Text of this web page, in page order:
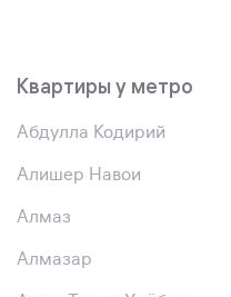
Квартиры у метро
Абдулла Кодирий
Алишер Навои
Алмаз
Алмазар